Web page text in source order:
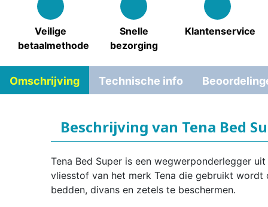
Veilige
betaalmethode
Snelle
bezorging
Klantenservice
Omschrijving Technische info
Beschrijving van Tena Bed
Tena Bed Super is een wegwerponderlegger uit
vliesstof van het merk Tena die gebruikt wordt
bedden, divans en zetels te beschermen.